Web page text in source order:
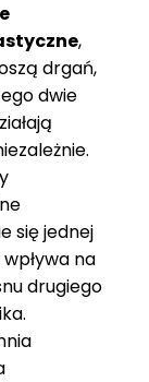
,
drgań,
dwie
się jednej
na
drugiego